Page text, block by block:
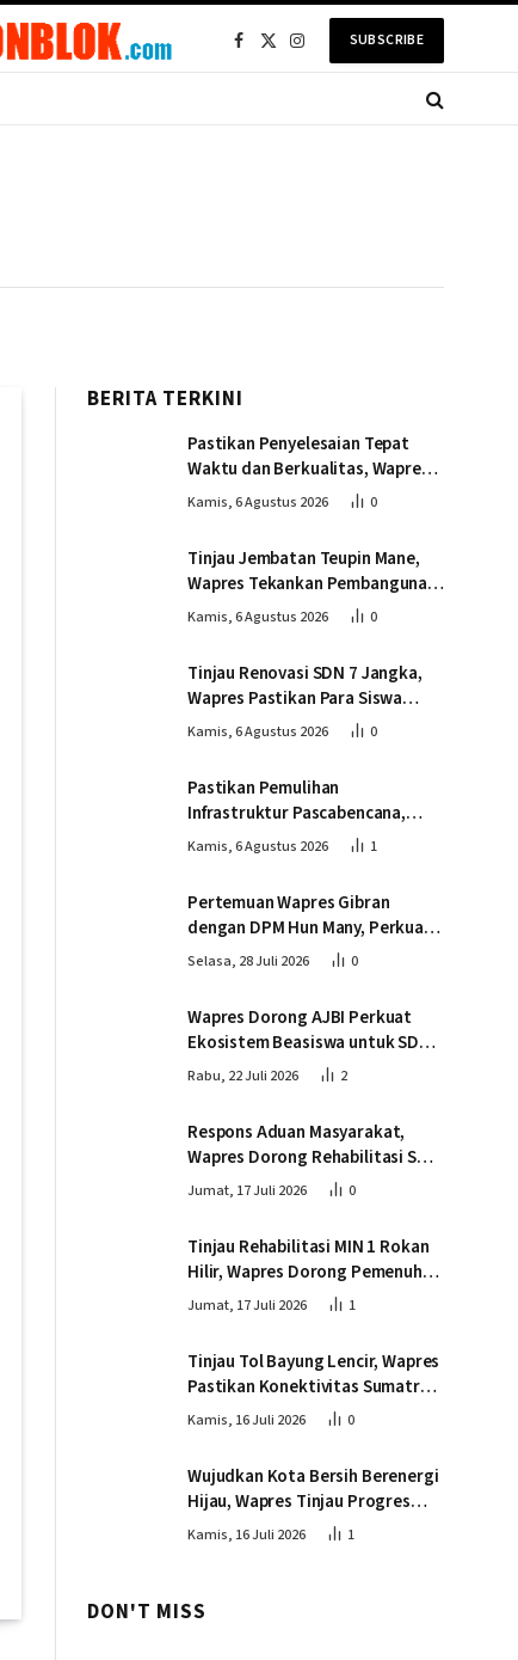
Facebook
X
InstagramSUBSCRIBE
BERITA TERKINI
Pastikan Penyelesaian Tepat
Waktu dan Berkualitas, Wapres
Tinjau Pembangunan Jembatan
Kamis, 6 Agustus 2026 0
Tinjau Jembatan Teupin Mane,
Wapres Tekankan Pembangunan
Infrastruktur Berjalan Tepat
Kamis, 6 Agustus 2026 0
Tinjau Renovasi SDN 7 Jangka,
Wapres Pastikan Para Siswa
Kembali Belajar dengan Layak
Kamis, 6 Agustus 2026 0
Pastikan Pemulihan
Infrastruktur Pascabencana,
Wapres Tinjau Progres
Kamis, 6 Agustus 2026 1
Pertemuan Wapres Gibran
dengan DPM Hun Many, Perkuat
Kemitraan Strategis Indonesia –
Selasa, 28 Juli 2026 0
Wapres Dorong AJBI Perkuat
Ekosistem Beasiswa untuk SDM
Unggul Indonesia Timur
Rabu, 22 Juli 2026 2
Respons Aduan Masyarakat,
Wapres Dorong Rehabilitasi SDN
016 Serusa Rokan Hilir
Jumat, 17 Juli 2026 0
Tinjau Rehabilitasi MIN 1 Rokan
Hilir, Wapres Dorong Pemenuhan
Sarana Prasarana Pendidikan
Jumat, 17 Juli 2026 1
Tinjau Tol Bayung Lencir, Wapres
Pastikan Konektivitas Sumatra
Berjalan Optimal
Kamis, 16 Juli 2026 0
Wujudkan Kota Bersih Berenergi
Hijau, Wapres Tinjau Progres
Pembangunan PSEL di
Kamis, 16 Juli 2026 1
DON'T MISS